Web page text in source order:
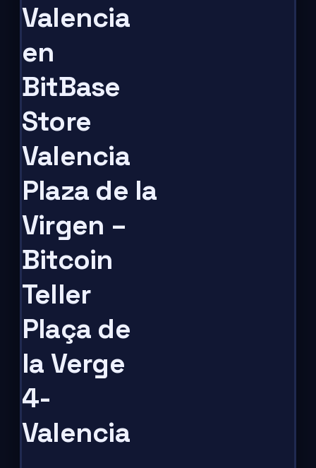
Valencia
en
BitBase
Store
Valencia
Plaza de la
Virgen –
Bitcoin
Teller
Plaça de
la Verge
4-
Valencia